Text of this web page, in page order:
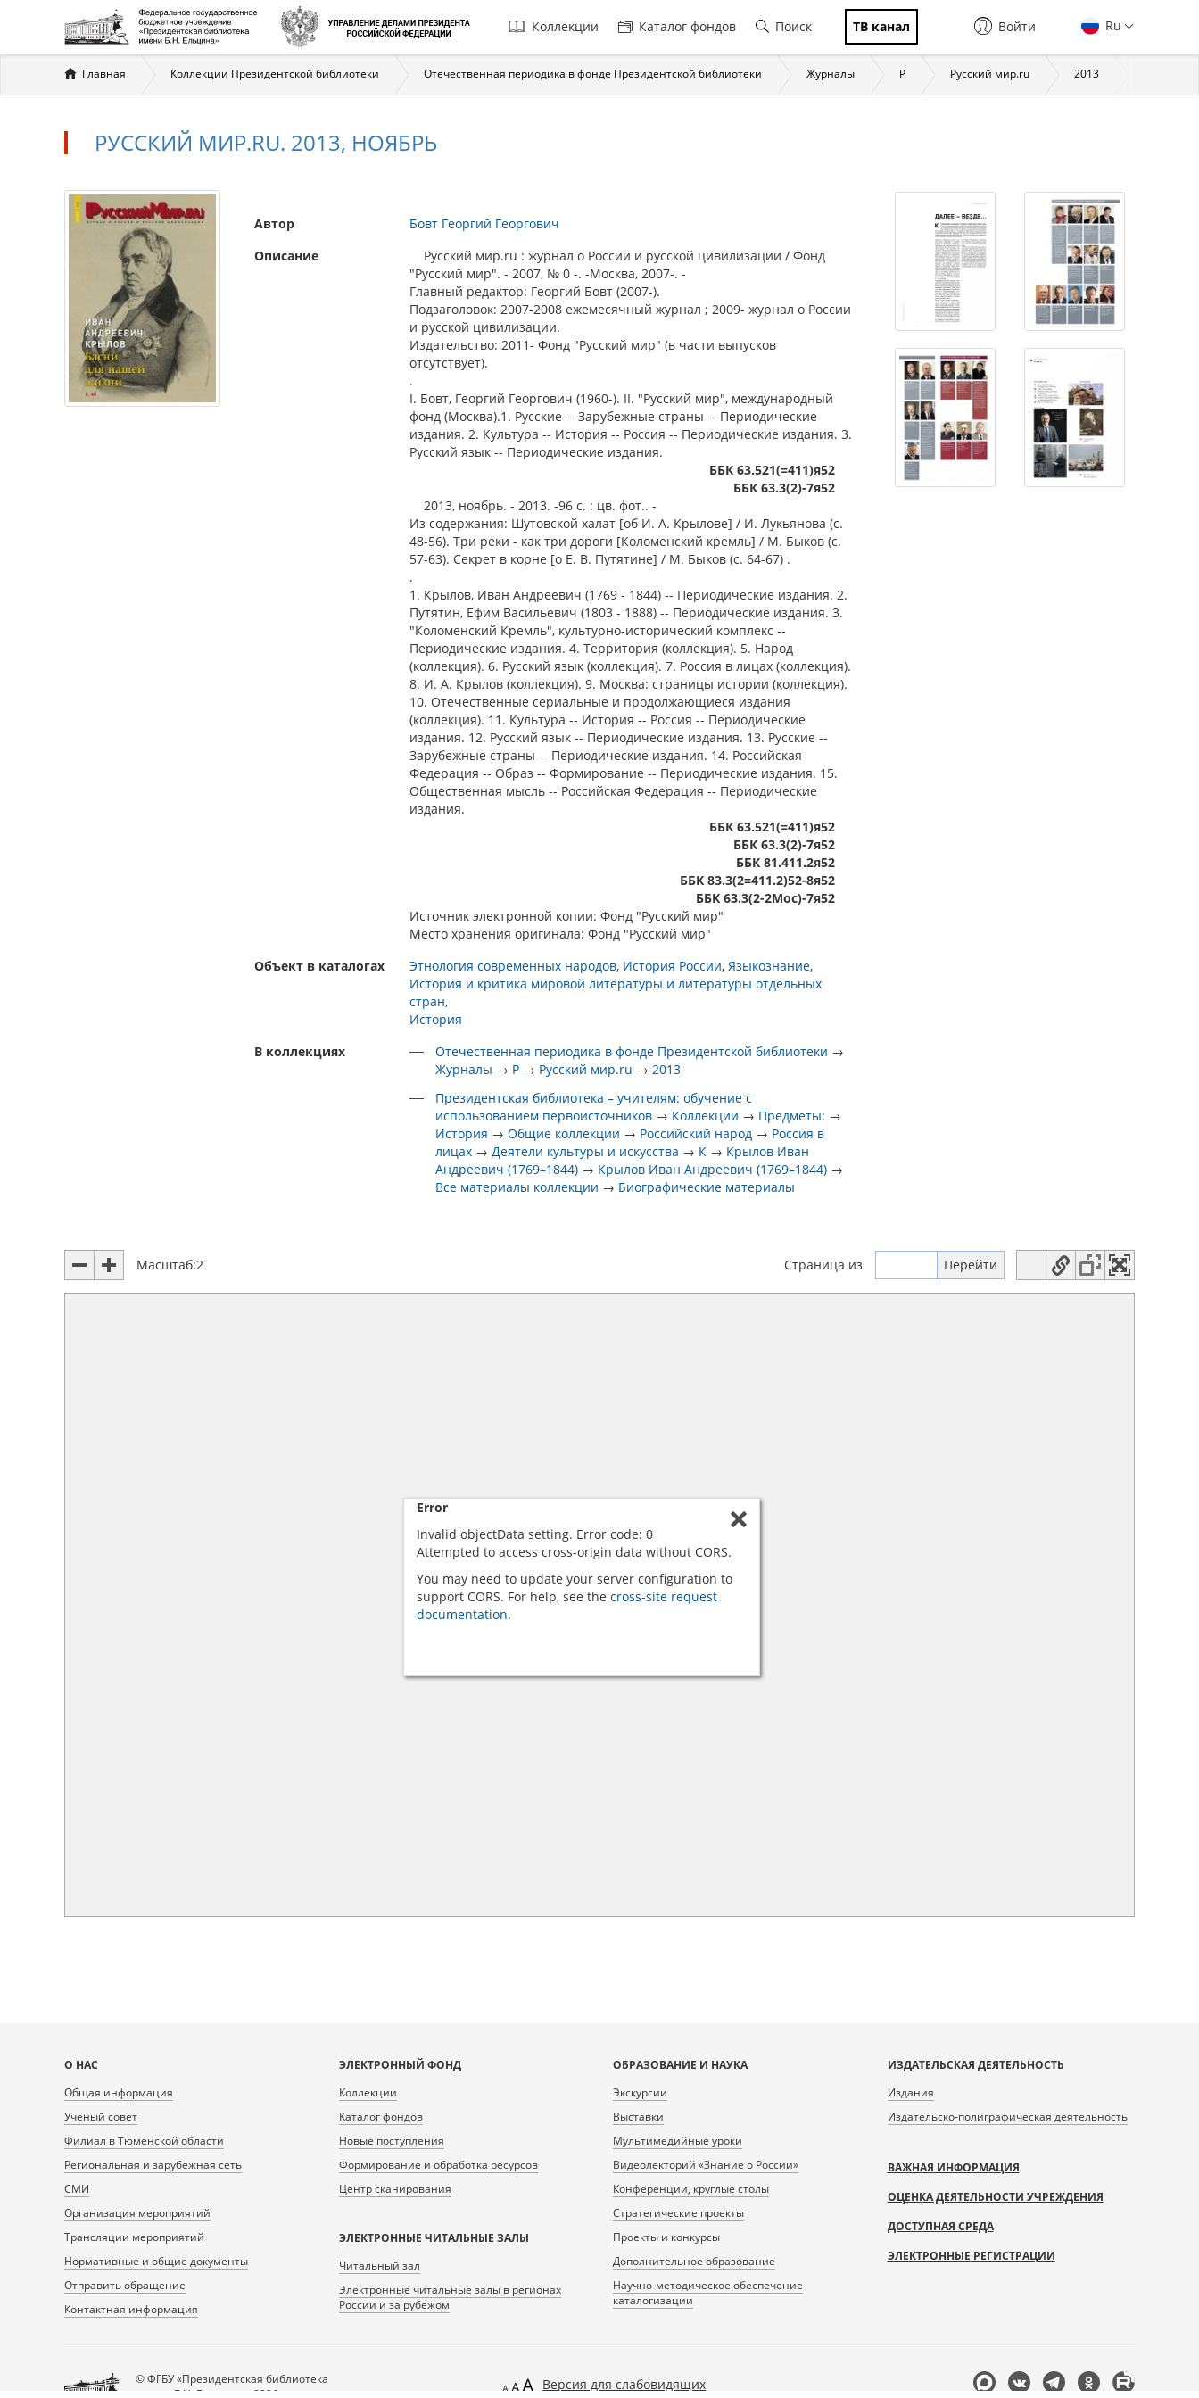
Главная
навигация
Коллекции Каталог фондов Поиск ТВ канал Ru
Войти
Вы
здесь
Главная Коллекции Президентской библиотеки Отечественная периодика в фонде Президентской библиотеки Журналы Р Русский мир.ru 2013
РУССКИЙ МИР.RU. 2013, НОЯБРЬ
Автор
Бовт Георгий Георгович
Описание
Русский мир.ru : журнал о России и русской цивилизации / Фонд
"Русский мир". - 2007, № 0 -. -Москва, 2007-. -
Главный редактор: Георгий Бовт (2007-).
Подзаголовок: 2007-2008 ежемесячный журнал ; 2009- журнал о России
и русской цивилизации.
Издательство: 2011- Фонд "Русский мир" (в части выпусков
отсутствует).
.
I. Бовт, Георгий Георгович (1960-). II. "Русский мир", международный
фонд (Москва).1. Русские -- Зарубежные страны -- Периодические
издания. 2. Культура -- История -- Россия -- Периодические издания. 3.
Русский язык -- Периодические издания.
ББК 63.521(=411)я52
ББК 63.3(2)-7я52
2013, ноябрь. - 2013. -96 с. : цв. фот.. -
Из содержания: Шутовской халат [об И. А. Крылове] / И. Лукьянова (с.
48-56). Три реки - как три дороги [Коломенский кремль] / М. Быков (с.
57-63). Секрет в корне [о Е. В. Путятине] / М. Быков (с. 64-67) .
.
1. Крылов, Иван Андреевич (1769 - 1844) -- Периодические издания. 2.
Путятин, Ефим Васильевич (1803 - 1888) -- Периодические издания. 3.
"Коломенский Кремль", культурно-исторический комплекс --
Периодические издания. 4. Территория (коллекция). 5. Народ
(коллекция). 6. Русский язык (коллекция). 7. Россия в лицах (коллекция).
8. И. А. Крылов (коллекция). 9. Москва: страницы истории (коллекция).
10. Отечественные сериальные и продолжающиеся издания
(коллекция). 11. Культура -- История -- Россия -- Периодические
издания. 12. Русский язык -- Периодические издания. 13. Русские --
Зарубежные страны -- Периодические издания. 14. Российская
Федерация -- Образ -- Формирование -- Периодические издания. 15.
Общественная мысль -- Российская Федерация -- Периодические
издания.
ББК 63.521(=411)я52
ББК 63.3(2)-7я52
ББК 81.411.2я52
ББК 83.3(2=411.2)52-8я52
ББК 63.3(2-2Мос)-7я52
Источник электронной копии: Фонд "Русский мир"
Место хранения оригинала: Фонд "Русский мир"
Объект в каталогах
Этнология современных народов История России Языкознание
История и критика мировой литературы и литературы отдельных
стран
История
В коллекциях
Отечественная периодика в фонде Президентской библиотеки →
Журналы → Р → Русский мир.ru →2013
Президентская библиотека – учителям: обучение с
использованием первоисточников → Коллекции → Предметы: →
История →Общие коллекции → Российский народ → Россия в
лицах →Деятели культуры и искусства → К → Крылов Иван
Андреевич (1769–1844) → Крылов Иван Андреевич (1769–1844) →
Все материалы коллекции → Биографические материалы
Масштаб:2 Страница из
Error
Invalid objectData setting. Error code: 0
Attempted to access cross-origin data without CORS.
You may need to update your server configuration to
support CORS. For help, see the cross-site request
documentation.
Карта
сайта
О НАС
Общая информация
Ученый совет
Филиал в Тюменской области
Региональная и зарубежная сеть
СМИ
Организация мероприятий
Трансляции мероприятий
Нормативные и общие документы
Отправить обращение
Контактная информация
ЭЛЕКТРОННЫЙ ФОНД
Коллекции
Каталог фондов
Новые поступления
Формирование и обработка ресурсов
Центр сканирования
ЭЛЕКТРОННЫЕ ЧИТАЛЬНЫЕ ЗАЛЫ
Читальный зал
Электронные читальные залы в регионах
России и за рубежом
ОБРАЗОВАНИЕ И НАУКА
Экскурсии
Выставки
Мультимедийные уроки
Видеолекторий «Знание о России»
Конференции, круглые столы
Стратегические проекты
Проекты и конкурсы
Дополнительное образование
Научно-методическое обеспечение
каталогизации
ИЗДАТЕЛЬСКАЯ ДЕЯТЕЛЬНОСТЬ
Издания
Издательско-полиграфическая деятельность
ВАЖНАЯ ИНФОРМАЦИЯ
ОЦЕНКА ДЕЯТЕЛЬНОСТИ УЧРЕЖДЕНИЯ
ДОСТУПНАЯ СРЕДА
ЭЛЕКТРОННЫЕ РЕГИСТРАЦИИ
© ФГБУ «Президентская библиотека
имени Б.Н. Ельцина», 2026
Версия для слабовидящих